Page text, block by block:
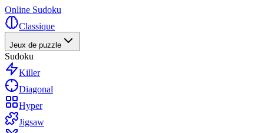
Online Sudoku
Classique
Jeux de puzzle
Sudoku
Killer
Diagonal
Hyper
Jigsaw